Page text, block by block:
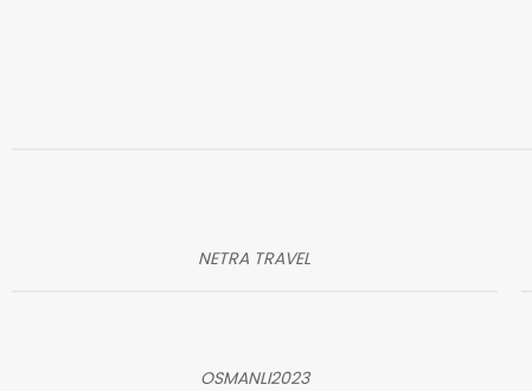
NETRA TRAVEL
OSMANLI2023